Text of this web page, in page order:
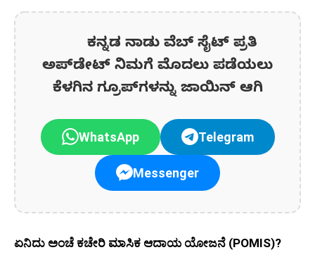
ಕನ್ನಡ ನಾಡು ವೆಬ್ ಸೈಟ್ ಪ್ರತಿ
ಅಪ್‌ಡೇಟ್‌ ನಿಮಗೆ ಮೊದಲು ಪಡೆಯಲು
ಕೆಳಗಿನ ಗ್ರೂಪ್‌ಗಳನ್ನು ಜಾಯಿನ್ ಆಗಿ
WhatsApp Telegram
Messenger
ಏನಿದು ಅಂಚೆ ಕಚೇರಿ ಮಾಸಿಕ ಆದಾಯ ಯೋಜನೆ (POMIS)?